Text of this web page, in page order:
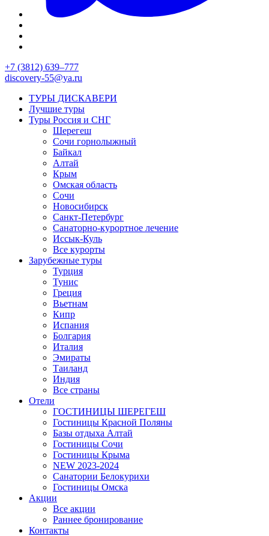
+7 (3812) 639–777
discovery-55@ya.ru
ТУРЫ ДИСКАВЕРИ
Лучшие туры
Туры Россия и СНГ
Шерегеш
Сочи горнолыжный
Байкал
Алтай
Крым
Омская область
Сочи
Новосибирск
Санкт-Петербург
Санаторно-курортное лечение
Иссык-Куль
Все курорты
Зарубежные туры
Турция
Тунис
Греция
Вьетнам
Кипр
Испания
Болгария
Италия
Эмираты
Таиланд
Индия
Все страны
Отели
ГОСТИНИЦЫ ШЕРЕГЕШ
Гостиницы Красной Поляны
Базы отдыха Алтай
Гостиницы Сочи
Гостиницы Крыма
NEW 2023-2024
Санатории Белокурихи
Гостиницы Омска
Акции
Все акции
Раннее бронирование
Контакты